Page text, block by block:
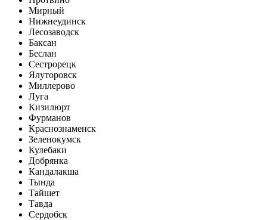
Мирный
Нижнеудинск
Лесозаводск
Баксан
Беслан
Сестрорецк
Ялуторовск
Миллерово
Луга
Кизилюрт
Фурманов
Краснознаменск
Зеленокумск
Кулебаки
Добрянка
Кандалакша
Тында
Тайшет
Тавда
Сердобск